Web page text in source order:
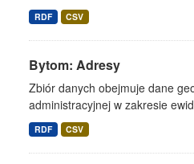
RDF CSV
Bytom: Adresy
Zbiór danych obejmuje dane
administracyjnej w zakresie
RDF CSV